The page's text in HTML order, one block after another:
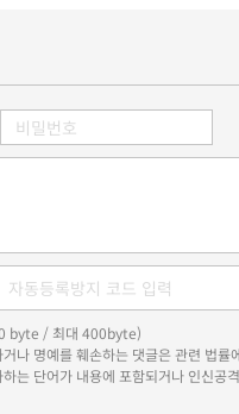
0 byte / 최대 400byte)
나 명예를 훼손하는 댓글은 관련 법률
는 단어가 내용에 포함되거나 인신공